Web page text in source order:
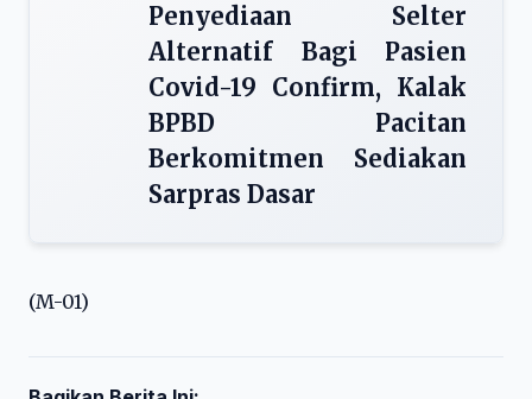
Penyediaan Selter
Alternatif Bagi Pasien
Covid-19 Confirm, Kalak
BPBD Pacitan
Berkomitmen Sediakan
Sarpras Dasar
(M-01)